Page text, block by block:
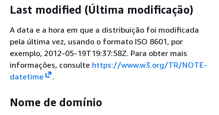
Last modified (Última modificação)
A data e a hora em que a distribuição foi modificada
pela última vez, usando o formato ISO 8601, por
exemplo, 2012-05-19T19:37:58Z. Para obter mais
informações, consulte https://www.w3.org/TR/NOTE-
datetime
.
Nome de domínio